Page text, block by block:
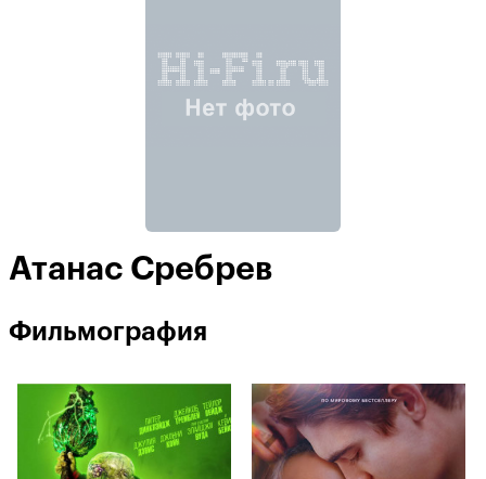
Атанас Сребрев
Фильмография